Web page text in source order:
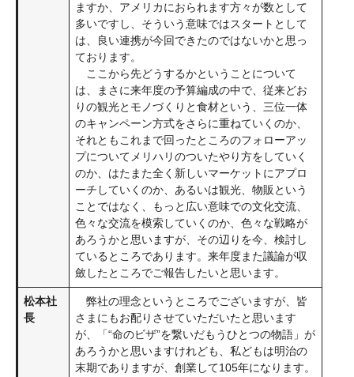
ますか、アメリカにおられます方々が数として
多いですし、そういう意味ではスタートとして
は、良い連携が今回できたのではないかと思っ
ております。
ここから先どうするかということについて
は、まさに来年度の予算編成の中で、従来どお
りの観光とモノづくりと食材という、三位一体
のキャンペーン方式をさらに重ねていくのか、
それともこれまで回ったところのフォローアッ
プについてメリハリのついたやり方をしていく
のか、はたまた全く新しいマーケットにアプロ
ーチしていくのか、あるいは観光、物販という
ことではなく、もっと広い意味での文化交流、
色々な交流を模索していくのか、色々な戦略が
あろうかと思いますが、その辺りを今、検討し
ているところであります。来年度また議論が収
斂したところでご報告したいと思います。
松本社
長
弊社の理念というところでございますが、皆
さまにもお配りさせていただいたと思います
が、「“命のビザ”を繋いだもうひとつの物語」が
あろうかと思いますけれども、私どもは明治の
末期でありますが、創業して105年になります。